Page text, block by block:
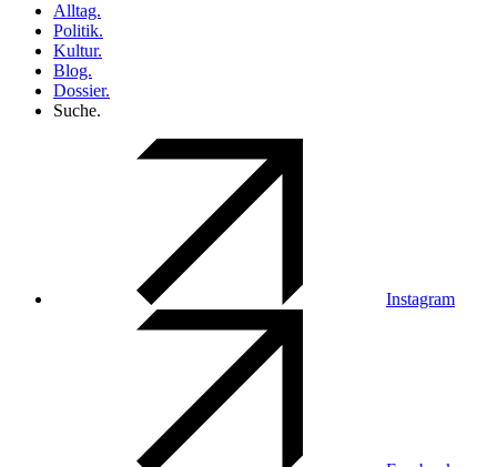
Alltag.
Politik.
Kultur.
Blog.
Dossier.
Suche.
Instagram